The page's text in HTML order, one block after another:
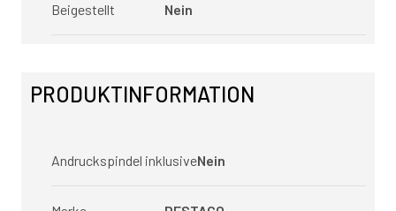
Beigestellt Nein
PRODUKTINFORMATION
Andruckspindel inklusiveNein